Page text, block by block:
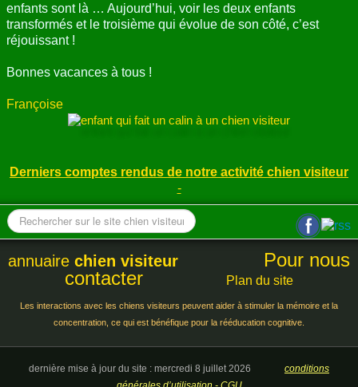
enfants sont là … Aujourd’hui, voir les deux enfants
transformés et le troisième qui évolue de son côté, c’est
réjouissant !
Bonnes vacances à tous !
Françoise
Derniers comptes rendus de notre activité chien visiteur
-
annuaire chien visiteur
Pour nous
contacter
Plan du site
Les interactions avec les chiens visiteurs peuvent aider à stimuler la mémoire et la
concentration, ce qui est bénéfique pour la rééducation cognitive.
dernière mise à jour du site : mercredi 8 juillet 2026 conditions